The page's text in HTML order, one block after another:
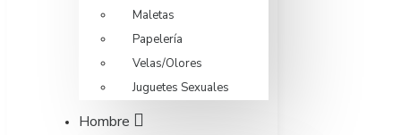
Maletas
Papelería
Velas/Olores
Juguetes Sexuales
Hombre